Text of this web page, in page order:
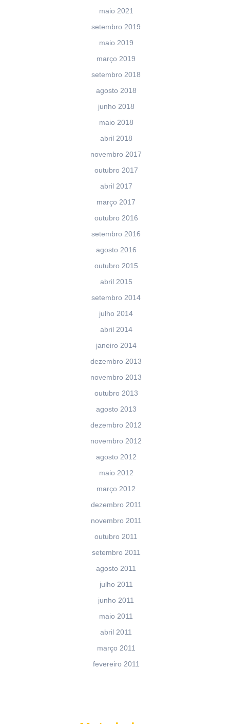
maio 2021
setembro 2019
maio 2019
março 2019
setembro 2018
agosto 2018
junho 2018
maio 2018
abril 2018
novembro 2017
outubro 2017
abril 2017
março 2017
outubro 2016
setembro 2016
agosto 2016
outubro 2015
abril 2015
setembro 2014
julho 2014
abril 2014
janeiro 2014
dezembro 2013
novembro 2013
outubro 2013
agosto 2013
dezembro 2012
novembro 2012
agosto 2012
maio 2012
março 2012
dezembro 2011
novembro 2011
outubro 2011
setembro 2011
agosto 2011
julho 2011
junho 2011
maio 2011
abril 2011
março 2011
fevereiro 2011